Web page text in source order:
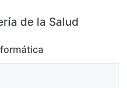
de la Salud